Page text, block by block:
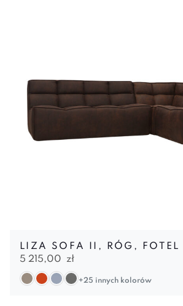
LIZA SOFA II, RÓG, FOTEL
5 215,00 zł
+25 innych kolorów